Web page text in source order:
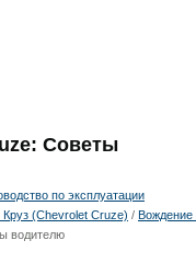
Советы
по эксплуатации
(Chevrolet Cruze) / Вождение
водителю